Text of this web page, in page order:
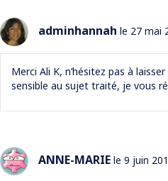
adminhannah le 27 mai
Merci Ali K, n’hésitez pas à
sensible au sujet traité, je vous
ANNE-MARIE le 9 juin